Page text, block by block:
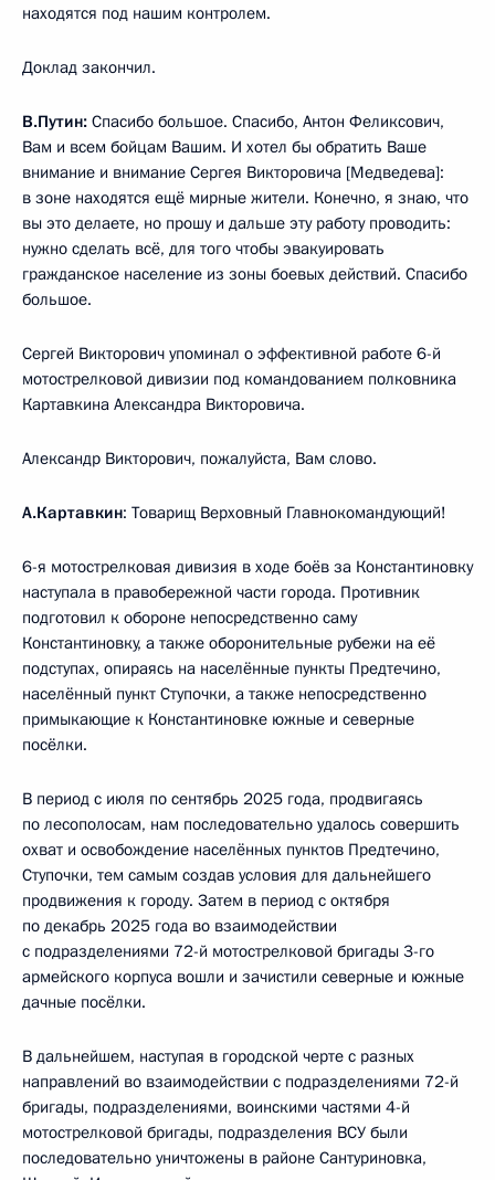
находятся под нашим контролем.
Доклад закончил.
В.Путин: Спасибо большое. Спасибо, Антон Феликсович,
Вам и всем бойцам Вашим. И хотел бы обратить Ваше
внимание и внимание Сергея Викторовича [Медведева]:
в зоне находятся ещё мирные жители. Конечно, я знаю, что
вы это делаете, но прошу и дальше эту работу проводить:
нужно сделать всё, для того чтобы эвакуировать
гражданское население из зоны боевых действий. Спасибо
большое.
Сергей Викторович упоминал о эффективной работе 6-й
мотострелковой дивизии под командованием полковника
Картавкина Александра Викторовича.
Александр Викторович, пожалуйста, Вам слово.
А.Картавкин: Товарищ Верховный Главнокомандующий!
6-я мотострелковая дивизия в ходе боёв за Константиновку
наступала в правобережной части города. Противник
подготовил к обороне непосредственно саму
Константиновку, а также оборонительные рубежи на её
подступах, опираясь на населённые пункты Предтечино,
населённый пункт Ступочки, а также непосредственно
примыкающие к Константиновке южные и северные
посёлки.
В период с июля по сентябрь 2025 года, продвигаясь
по лесополосам, нам последовательно удалось совершить
охват и освобождение населённых пунктов Предтечино,
Ступочки, тем самым создав условия для дальнейшего
продвижения к городу. Затем в период с октября
по декабрь 2025 года во взаимодействии
с подразделениями 72-й мотострелковой бригады 3-го
армейского корпуса вошли и зачистили северные и южные
дачные посёлки.
В дальнейшем, наступая в городской черте с разных
направлений во взаимодействии с подразделениями 72-й
бригады, подразделениями, воинскими частями 4-й
мотострелковой бригады, подразделения ВСУ были
последовательно уничтожены в районе Сантуриновка,